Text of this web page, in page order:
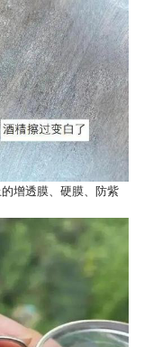
增透膜、硬膜、防紫